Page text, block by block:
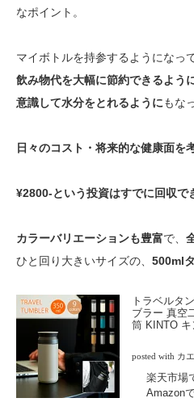
なポイント。
マイボトルを持参するようになって
飲み物代を大幅に節約できるよう
意識して水分をとれるようにもな
日々のコスト・将来的な健康面を
¥2800-という投資はすでに回収で
カラーバリエーションも豊富で、
ひと回り大きいサイズの、 500ml
トラベルタ
ブラー 真空
筒 KINTO キ
posted with カ
楽天市場
Amazon